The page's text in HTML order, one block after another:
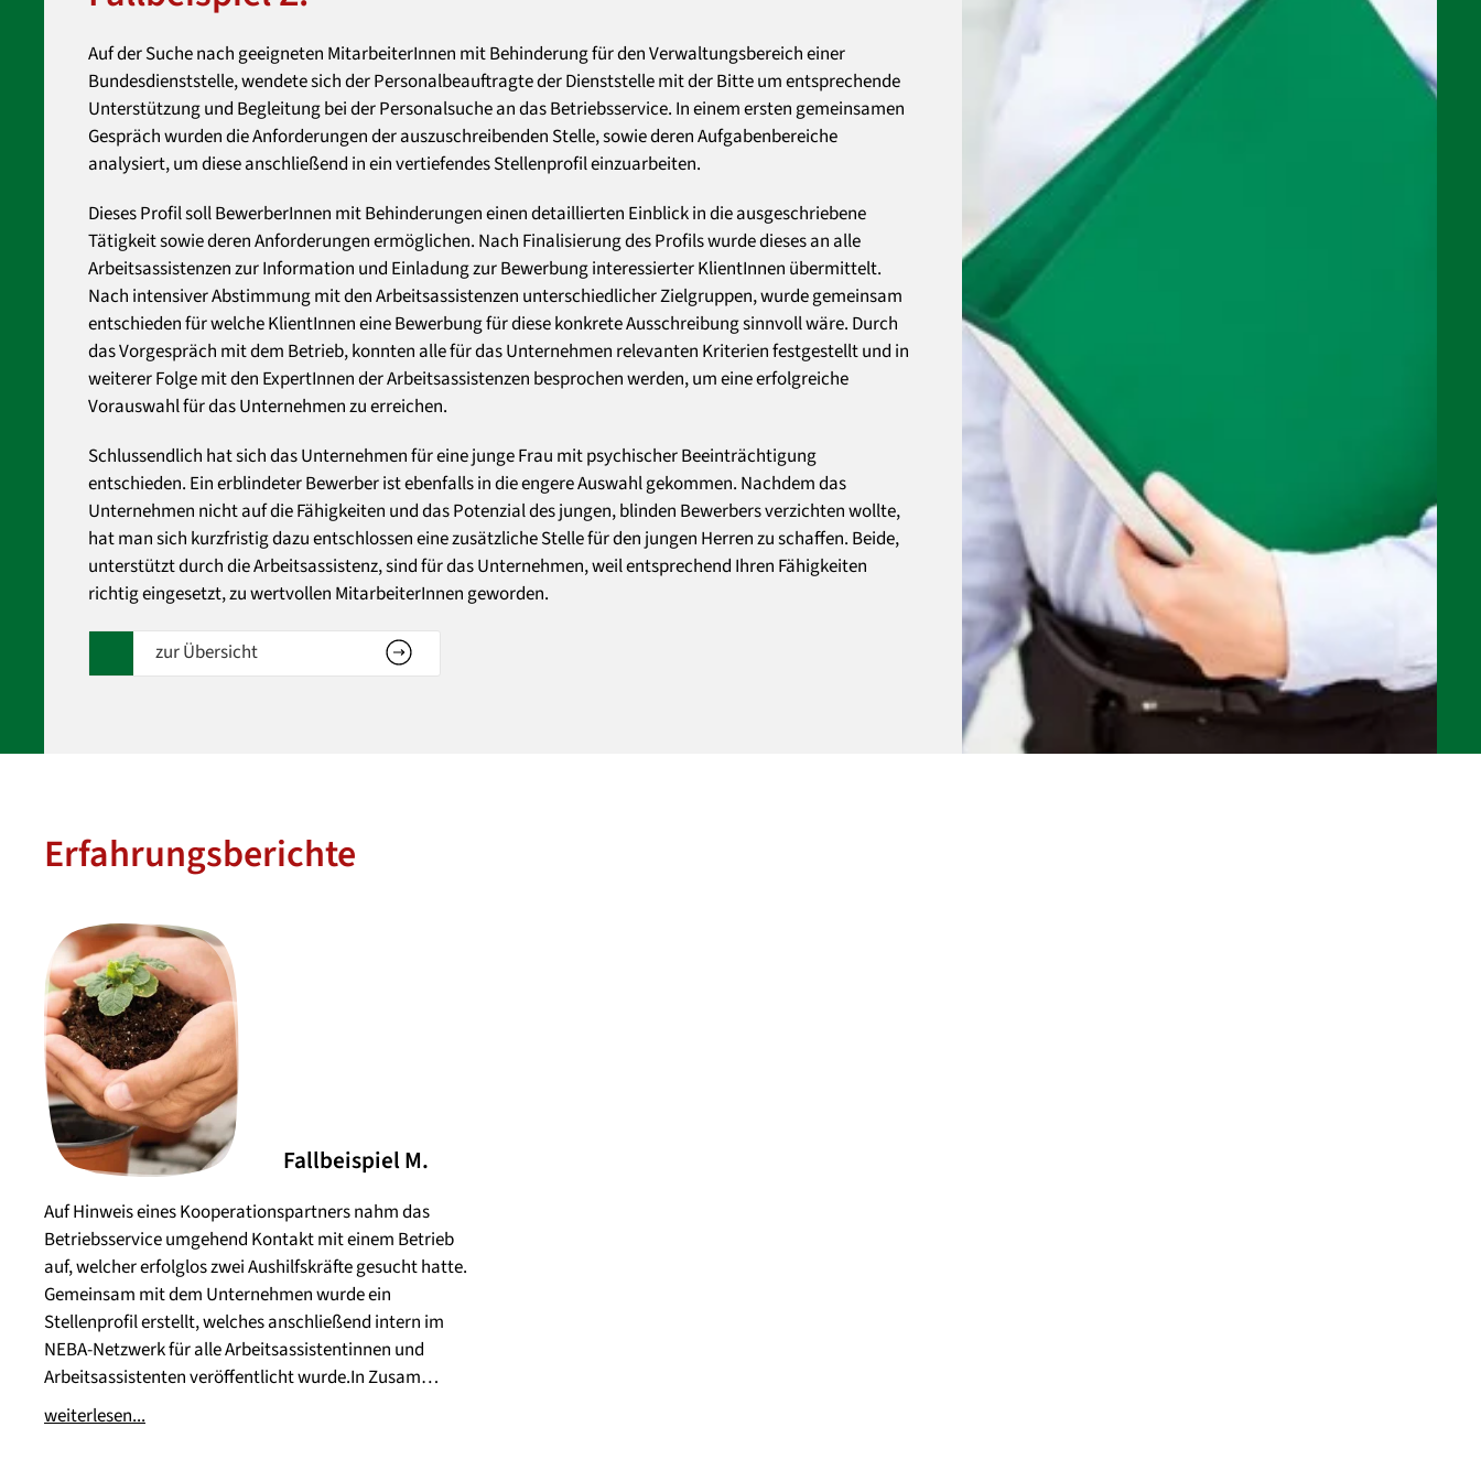
Auf der Suche nach geeigneten MitarbeiterInnen mit Behinderung für den Verwaltungsbereich einer
Bundesdienststelle, wendete sich der Personalbeauftragte der Dienststelle mit der Bitte um entsprechende
Unterstützung und Begleitung bei der Personalsuche an das Betriebsservice. In einem ersten gemeinsamen
Gespräch wurden die Anforderungen der auszuschreibenden Stelle, sowie deren Aufgabenbereiche
analysiert, um diese anschließend in ein vertiefendes Stellenprofil einzuarbeiten.
Dieses Profil soll BewerberInnen mit Behinderungen einen detaillierten Einblick in die ausgeschriebene
Tätigkeit sowie deren Anforderungen ermöglichen. Nach Finalisierung des Profils wurde dieses an alle
Arbeitsassistenzen zur Information und Einladung zur Bewerbung interessierter KlientInnen übermittelt.
Nach intensiver Abstimmung mit den Arbeitsassistenzen unterschiedlicher Zielgruppen, wurde gemeinsam
entschieden für welche KlientInnen eine Bewerbung für diese konkrete Ausschreibung sinnvoll wäre. Durch
das Vorgespräch mit dem Betrieb, konnten alle für das Unternehmen relevanten Kriterien festgestellt und in
weiterer Folge mit den ExpertInnen der Arbeitsassistenzen besprochen werden, um eine erfolgreiche
Vorauswahl für das Unternehmen zu erreichen.
Schlussendlich hat sich das Unternehmen für eine junge Frau mit psychischer Beeinträchtigung
entschieden. Ein erblindeter Bewerber ist ebenfalls in die engere Auswahl gekommen. Nachdem das
Unternehmen nicht auf die Fähigkeiten und das Potenzial des jungen, blinden Bewerbers verzichten wollte,
hat man sich kurzfristig dazu entschlossen eine zusätzliche Stelle für den jungen Herren zu schaffen. Beide,
unterstützt durch die Arbeitsassistenz, sind für das Unternehmen, weil entsprechend Ihren Fähigkeiten
richtig eingesetzt, zu wertvollen MitarbeiterInnen geworden.
zur Übersicht
Erfahrungsberichte
Fallbeispiel M.
Auf Hinweis eines Kooperationspartners nahm das
Betriebsservice umgehend Kontakt mit einem Betrieb
auf, welcher erfolglos zwei Aushilfskräfte gesucht hatte.
Gemeinsam mit dem Unternehmen wurde ein
Stellenprofil erstellt, welches anschließend intern im
NEBA-Netzwerk für alle Arbeitsassistentinnen und
Arbeitsassistenten veröffentlicht wurde.In Zusam…
weiterlesen...